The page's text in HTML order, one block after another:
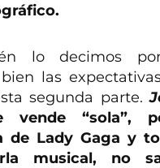
lo decimos
las
segunda parte.
vende “sola”,
de Lady Gaga y
musical, no